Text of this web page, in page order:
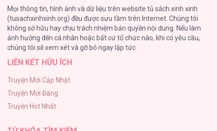
HEAVY RAIN [...] – Chap 3
82
TUYỂN TẬP MANHWA BÍ MẬT CƠ THỂ
74
Mối Tình Thầm Kín
Căn Nhà Của Dị Nhân
56
Mọi thông tin, hình ảnh và dữ liệu trên website tủ sách xinh xinh
(tusachxinhxinh.org) đều được sưu tầm trên Internet. Chúng tôi
không sở hữu hay chịu trách nhiệm bản quyền nội dung. Nếu làm
ảnh hưởng đến cá nhân hoặc bất cứ tổ chức nào, khi có yêu cầu,
chúng tôi sẽ xem xét và gỡ bỏ ngay lập tức.
LIÊN KẾT HỮU ÍCH
Truyện Mới Cập Nhật
Truyện Mới Đăng
Truyện Hot Nhất